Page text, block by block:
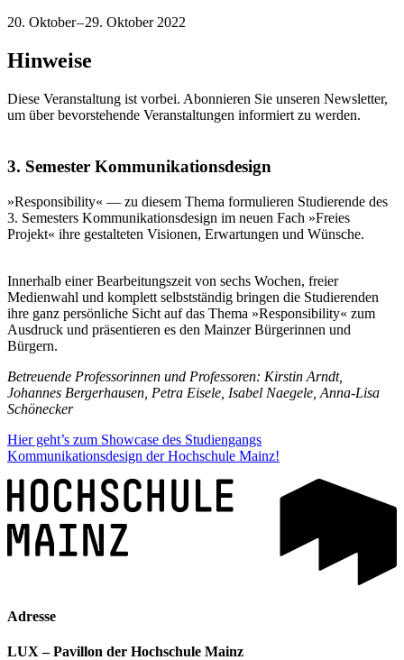
20. Oktober–29. Oktober 2022
Hinweise
Diese Veranstaltung ist vorbei. Abonnieren Sie unseren Newsletter,
um über bevorstehende Veranstaltungen informiert zu werden.
3. Semester Kommunikationsdesign
»Responsibility« — zu diesem Thema formulieren Studierende des
3. Semesters Kommunikationsdesign im neuen Fach »Freies
Projekt« ihre gestalteten Visionen, Erwartungen und Wünsche.
Innerhalb einer Bearbeitungszeit von sechs Wochen, freier
Medienwahl und komplett selbstständig bringen die Studierenden
ihre ganz persönliche Sicht auf das Thema »Responsibility« zum
Ausdruck und präsentieren es den Mainzer Bürgerinnen und
Bürgern.
Betreuende Professorinnen und Professoren: Kirstin Arndt,
Johannes Bergerhausen, Petra Eisele, Isabel Naegele, Anna-Lisa
Schönecker
Hier geht’s zum Showcase des Studiengangs
Kommunikationsdesign der Hochschule Mainz!
Adresse
LUX – Pavillon der Hochschule Mainz